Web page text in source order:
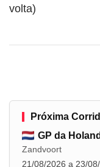
volta)
Próxima
GP da
Zandvoort
21/08/2026 a 23/